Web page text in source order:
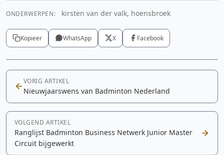
ONDERWERPEN: kirsten van der valk, hoensbroek
Kopieer WhatsApp X Facebook
VORIG ARTIKEL
Nieuwjaarswens van Badminton Nederland
VOLGEND ARTIKEL
Ranglijst Badminton Business Netwerk Junior Master
Circuit bijgewerkt